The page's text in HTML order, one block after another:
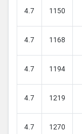
1150
4.7
1168
4.7
1194
4.7
1219
4.7
1270
4.7